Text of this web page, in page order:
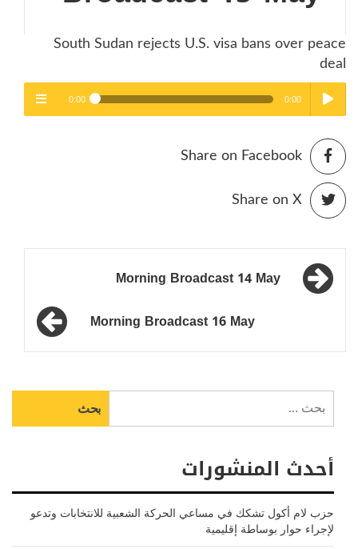
South Sudan rejects U.S. visa bans over peace
deal
Play /
pause
High Quality 0:00
0:00
High Quality
Share on Facebook
Share on X
تصفّح
المقالاتMorning Broadcast 14 May
Morning Broadcast 16 May
عن:
أحدث المنشورات
حزب لام أكول تشكك في مساعي الحركة الشعبية للانتخابات وتدعو
لإجراء حوار بوساطة إقليمية